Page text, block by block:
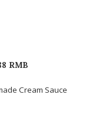
RMB
Cream Sauce